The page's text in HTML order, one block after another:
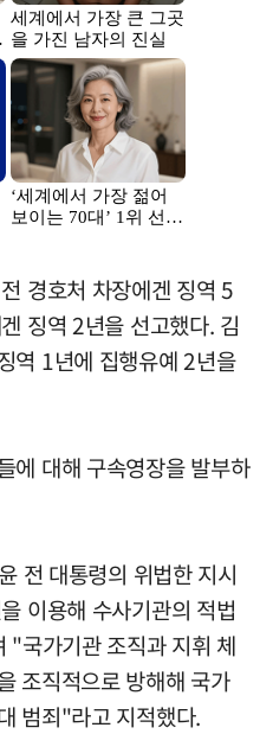
경호처 차장에겐 징역 5
징역 2년을 선고했다. 김
역 1년에 집행유예 2년을
에 대해 구속영장을 발부하
전 대통령의 위법한 지시
이용해 수사기관의 적법
"국가기관 조직과 지휘 체
조직적으로 방해해 국가
범죄"라고 지적했다.